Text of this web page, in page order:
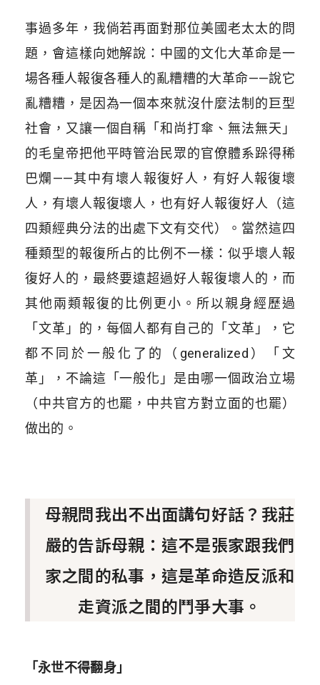
事過多年，我倘若再面對那位美國老太太的問
題，會這樣向她解說：中國的文化大革命是一
場各種人報復各種人的亂糟糟的大革命——說它
亂糟糟，是因為一個本來就沒什麼法制的巨型
社會，又讓一個自稱「和尚打傘、無法無天」
的毛皇帝把他平時管治民眾的官僚體系跺得稀
巴爛——其中有壞人報復好人，有好人報復壞
人，有壞人報復壞人，也有好人報復好人（這
四類經典分法的出處下文有交代）。當然這四
種類型的報復所占的比例不一樣：似乎壞人報
復好人的，最終要遠超過好人報復壞人的，而
其他兩類報復的比例更小。所以親身經歷過
「文革」的，每個人都有自己的「文革」，它
都不同於一般化了的（generalized）「文
革」，不論這「一般化」是由哪一個政治立場
（中共官方的也罷，中共官方對立面的也罷）
做出的。
母親問我出不出面講句好話？我莊
嚴的告訴母親：這不是張家跟我們
家之間的私事，這是革命造反派和
走資派之間的鬥爭大事。
「永世不得翻身」